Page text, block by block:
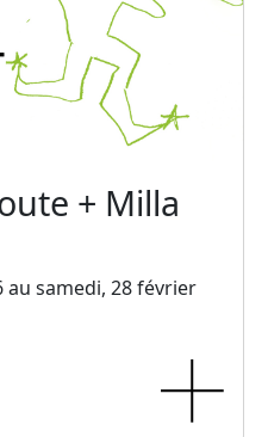
+ Milla
au samedi, 28 février